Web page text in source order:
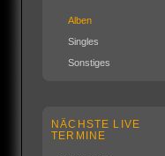
Alben
Singles
Sonstiges
NÄCHSTE LIVE
TERMINE